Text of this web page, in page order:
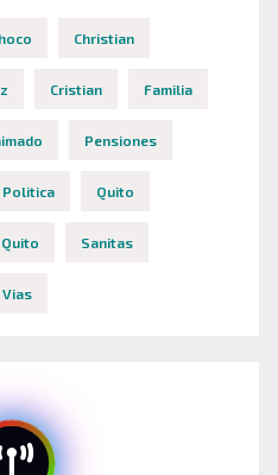
Christian
Cristian Familia
Pensiones
Politica Quito
Sanitas
Vias